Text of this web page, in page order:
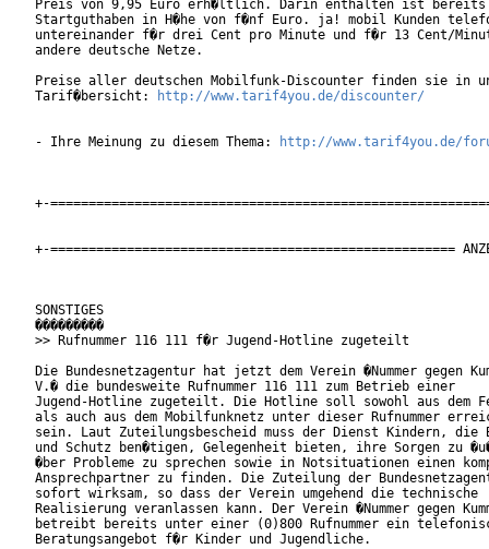
Preis von 9,95 Euro erh�ltlich. Darin enthalten ist
Startguthaben in H�he von f�nf Euro. ja! mobil Kunden
untereinander f�r drei Cent pro Minute und f�r 13 Cent/
andere deutsche Netze.
Preise aller deutschen Mobilfunk-Discounter finden sie in
Tarif�bersicht:
http://www.tarif4you.de/discounter/
- Ihre Meinung zu diesem Thema: http://www.tarif4you.de/
+-
+-=====================================================
SONSTIGES
���������
>> Rufnummer 116 111 f�r Jugend-Hotline zugeteilt
Die Bundesnetzagentur hat jetzt dem Verein �Nummer gegen
V.� die bundesweite Rufnummer 116 111 zum Betrieb einer
Jugend-Hotline zugeteilt. Die Hotline soll sowohl aus dem
als auch aus dem Mobilfunknetz unter dieser Rufnummer
sein. Laut Zuteilungsbescheid muss der Dienst Kindern, die
und Schutz ben�tigen, Gelegenheit bieten, ihre Sorgen zu
�ber Probleme zu sprechen sowie in Notsituationen einen
Ansprechpartner zu finden. Die Zuteilung der
sofort wirksam, so dass der Verein umgehend die technische
Realisierung veranlassen kann. Der Verein �Nummer gegen
betreibt bereits unter einer (0)800 Rufnummer ein
Beratungsangebot f�r Kinder und Jugendliche.